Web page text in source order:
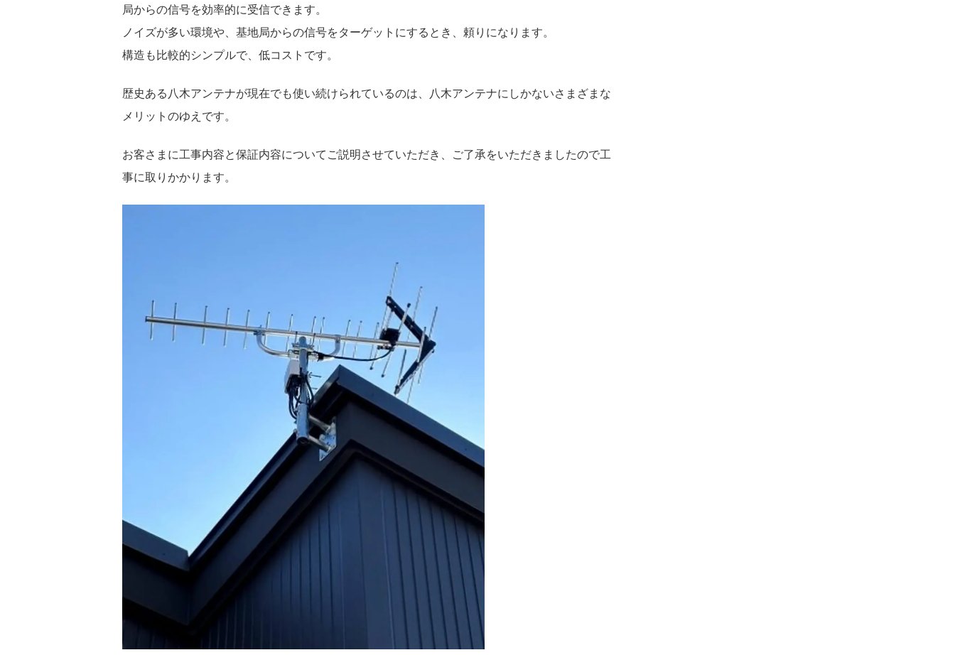
局からの信号を効率的に受信できます。
ノイズが多い環境や、基地局からの信号をターゲットにするとき、頼りになります。
構造も比較的シンプルで、低コストです。
歴史ある八木アンテナが現在でも使い続けられているのは、八木アンテナにしかないさまざまな
メリットのゆえです。
お客さまに工事内容と保証内容についてご説明させていただき、ご了承をいただきましたので工
事に取りかかります。